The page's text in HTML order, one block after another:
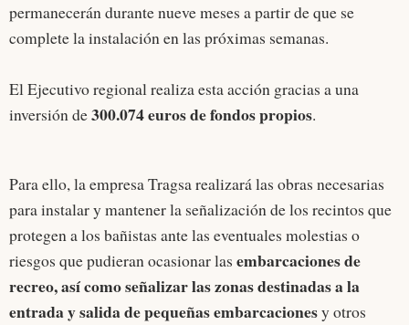
permanecerán durante nueve meses a partir de que se
complete la instalación en las próximas semanas.
El Ejecutivo regional realiza esta acción gracias a una
inversión de300.074 euros de fondos propios.
Para ello, la empresa Tragsa realizará las obras necesarias
para instalar y mantener la señalización de los recintos que
protegen a los bañistas ante las eventuales molestias o
riesgos que pudieran ocasionar las embarcaciones de
recreo, así como señalizar las zonas destinadas a la
entrada y salida de pequeñas embarcacionesy otros